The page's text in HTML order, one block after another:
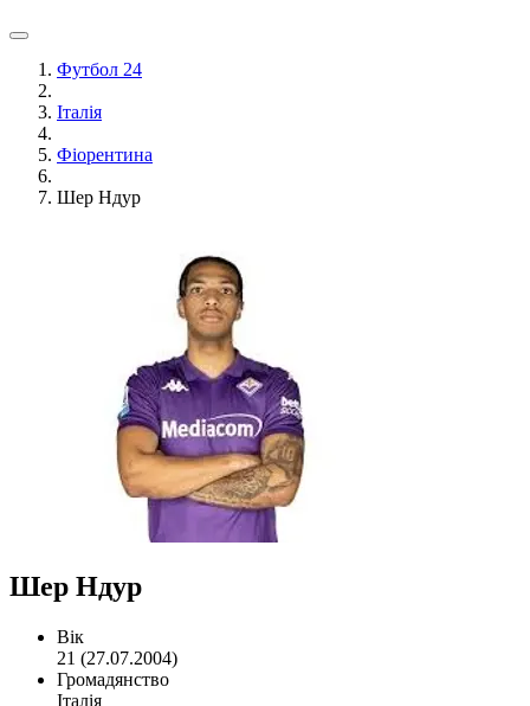
Футбол 24
Італія
Фіорентина
Шер Ндур
Шер Ндур
Вік
21 (27.07.2004)
Громадянство
Італія